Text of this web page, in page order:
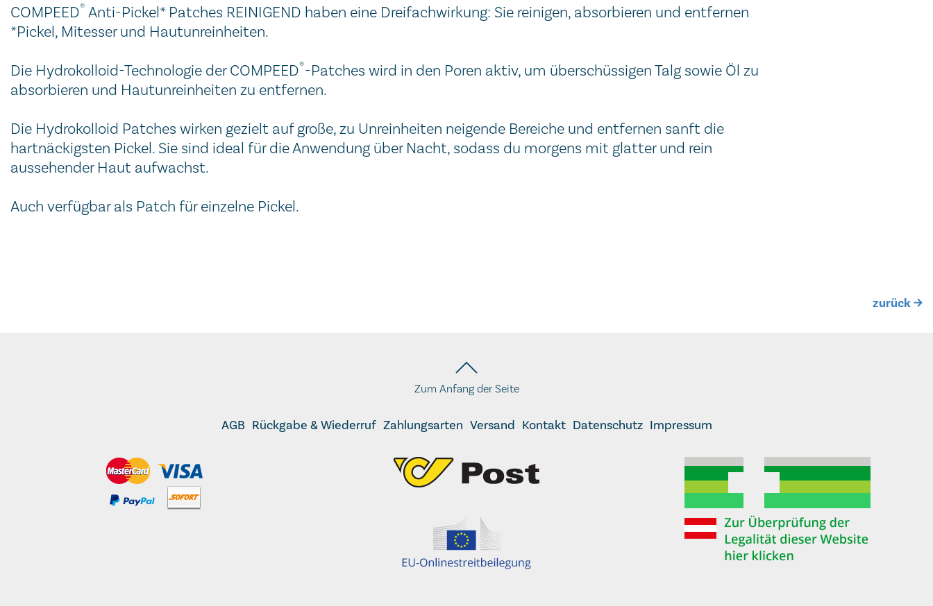
COMPEED® Anti-Pickel* Patches REINIGEND haben eine Dreifachwirkung: Sie reinigen, absorbieren und entfernen
*Pickel, Mitesser und Hautunreinheiten.
Die Hydrokolloid-Technologie der COMPEED®-Patches wird in den Poren aktiv, um überschüssigen Talg sowie Öl zu
absorbieren und Hautunreinheiten zu entfernen.
Die Hydrokolloid Patches wirken gezielt auf große, zu Unreinheiten neigende Bereiche und entfernen sanft die
hartnäckigsten Pickel. Sie sind ideal für die Anwendung über Nacht, sodass du morgens mit glatter und rein
aussehender Haut aufwachst.
Auch verfügbar als Patch für einzelne Pickel.
zurück
Zum Anfang der Seite
AGB Rückgabe & Wiederruf Zahlungsarten Versand Kontakt Datenschutz Impressum